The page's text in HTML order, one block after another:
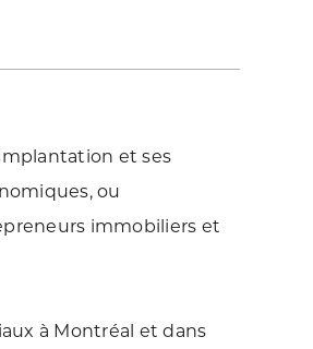
et ses
ou
immobiliers et
à Montréal et dans